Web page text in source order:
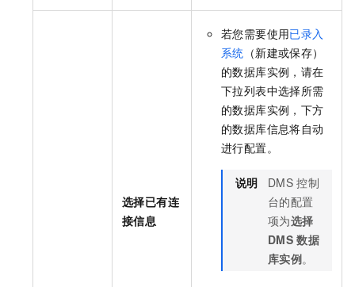
选择已有连
接信息
若您需要使用已录入
系统 （新建或保存）
的数据库实例，请在
下拉列表中选择所需
的数据库实例，下方
的数据库信息将自动
进行配置。
说明 DMS 控制
台的配置
项为选择
DMS 数据
库实例。